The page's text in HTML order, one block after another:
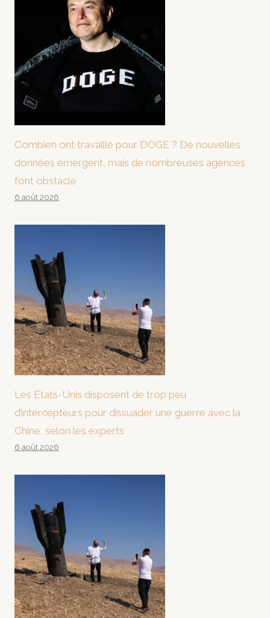
Combien ont travaillé pour DOGE ? De nouvelles
données émergent, mais de nombreuses agences
font obstacle
6 août 2026
Les États-Unis disposent de trop peu
d’intercepteurs pour dissuader une guerre avec la
Chine, selon les experts
6 août 2026